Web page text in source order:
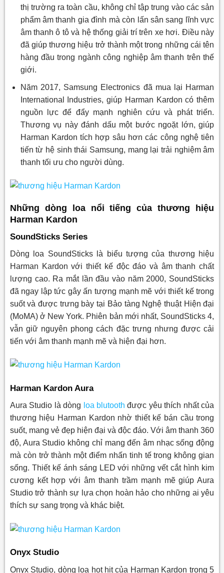
thị trường ra toàn cầu, không chỉ tập trung vào các sản
phẩm âm thanh gia đình mà còn lấn sân sang lĩnh vực
âm thanh ô tô và hệ thống giải trí trên xe hơi. Điều này
đã giúp thương hiệu trở thành một trong những cái tên
hàng đầu trong ngành công nghiệp âm thanh trên thế
giới.
Năm 2017, Samsung Electronics đã mua lại Harman
International Industries, giúp Harman Kardon có thêm
nguồn lực để đẩy mạnh nghiên cứu và phát triển.
Thương vụ này đánh dấu một bước ngoặt lớn, giúp
Harman Kardon tích hợp sâu hơn các công nghệ tiên
tiến từ hệ sinh thái Samsung, mang lại trải nghiệm âm
thanh tối ưu cho người dùng.
Những dòng loa nổi tiếng của thương hiệu
Harman Kardon
SoundSticks Series
Dòng loa SoundSticks là biểu tượng của thương hiệu
Harman Kardon với thiết kế độc đáo và âm thanh chất
lượng cao. Ra mắt lần đầu vào năm 2000, SoundSticks
đã ngay lập tức gây ấn tượng mạnh mẽ với thiết kế trong
suốt và được trưng bày tại Bảo tàng Nghệ thuật Hiện đại
(MoMA) ở New York. Phiên bản mới nhất, SoundSticks 4,
vẫn giữ nguyên phong cách đặc trưng nhưng được cải
tiến với âm thanh mạnh mẽ và hiện đại hơn.
Harman Kardon Aura
Aura Studio là dòng loa blutooth được yêu thích nhất của
thương hiệu Harman Kardon nhờ thiết kế bán cầu trong
suốt, mang vẻ đẹp hiện đại và độc đáo. Với âm thanh 360
độ, Aura Studio không chỉ mang đến âm nhạc sống động
mà còn trở thành một điểm nhấn tinh tế trong không gian
sống. Thiết kế ánh sáng LED với những vết cắt hình kim
cương kết hợp với âm thanh trầm mạnh mẽ giúp Aura
Studio trở thành sự lựa chọn hoàn hảo cho những ai yêu
thích sự sang trọng và khác biệt.
Onyx Studio
Onyx Studio, dòng loa hot hit của Harman Kardon trong 5